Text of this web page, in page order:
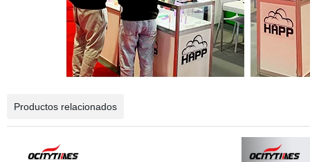
Productos relacionados